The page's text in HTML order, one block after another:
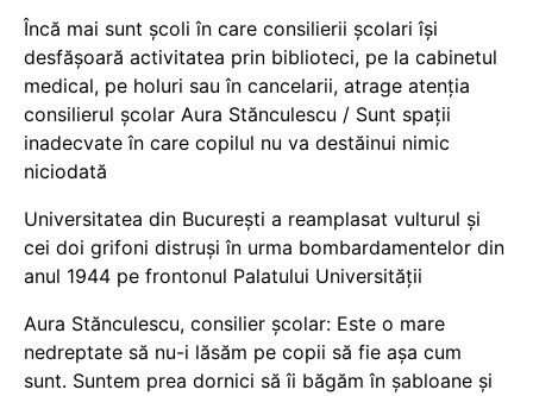
Încă mai sunt școli în care consilierii școlari își
desfășoară activitatea prin biblioteci, pe la cabinetul
medical, pe holuri sau în cancelarii, atrage atenția
consilierul școlar Aura Stănculescu / Sunt spații
inadecvate în care copilul nu va destăinui nimic
niciodată
Universitatea din București a reamplasat vulturul și
cei doi grifoni distruși în urma bombardamentelor din
anul 1944 pe frontonul Palatului Universității
Aura Stănculescu, consilier școlar: Este o mare
nedreptate să nu-i lăsăm pe copii să fie așa cum
sunt. Suntem prea dornici să îi băgăm în șabloane și